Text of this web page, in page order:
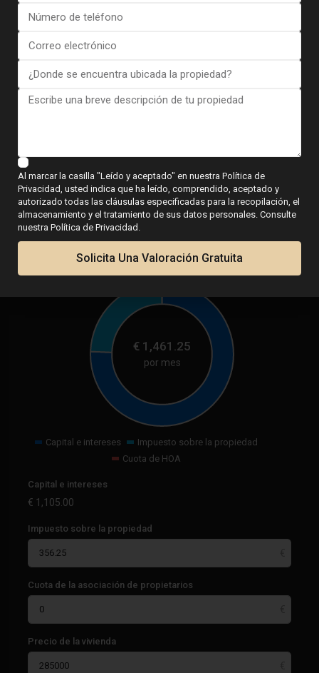
Calculadora
€ 1,461.25
por mes
Capital e intereses
Impuesto sobre la propiedad
Cuota de HOA
Capital e intereses
€ 1,105.00
Impuesto sobre la propiedad
Cuota de la asociación de propietarios
Precio de la vivienda
Al marcar la casilla "Leído y aceptado" en nuestra Política de
Privacidad, usted indica que ha leído, comprendido, aceptado y
autorizado todas las cláusulas especificadas para la recopilación, el
almacenamiento y el tratamiento de sus datos personales. Consulte
nuestra Política de Privacidad.
Solicita Una Valoración Gratuita